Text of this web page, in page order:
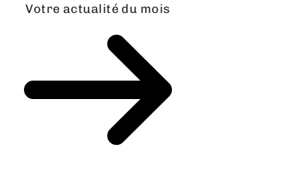
Votre actualité du mois